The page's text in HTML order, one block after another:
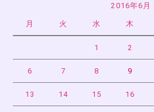
2016年6月
月 火 水 木
1 2
6 7 8 9
13 14 15 16